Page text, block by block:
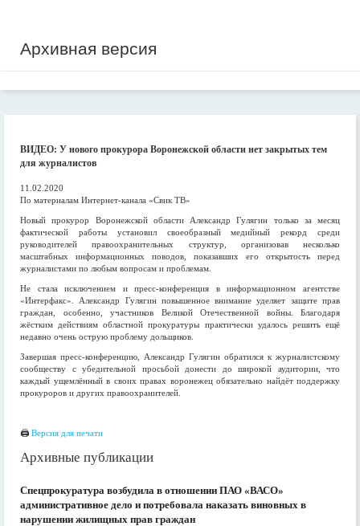
Архивная версия
ВИДЕО: У нового прокурора Воронежской области нет закрытых тем
для журналистов
11.02.2020
По материалам Интернет-канала «Свик ТВ»
Новый прокурор Воронежской области Александр Гулягин только за месяц
фактической работы установил своеобразный медийный рекорд среди
руководителей правоохранительных структур, организовав несколько
масштабных информационных поводов, показавших его открытость перед
журналистами по любым вопросам и проблемам.
Не стала исключением и пресс-конференция в информационном агентстве
«Интерфакс». Александр Гулягин повышенное внимание уделяет защите прав
граждан, особенно, участников Великой Отечественной войны. Благодаря
жёстким действиям областной прокуратуры практически удалось решить ещё
недавно очень острую проблему дольщиков.
Завершая пресс-конференцию, Александр Гулягин обратился к журналистскому
сообществу с убедительной просьбой донести до широкой аудитории, что
каждый ущемлённый в своих правах воронежец обязательно найдёт поддержку
прокуроров и других правоохранителей.
🖨 Версия для печати
Архивные публикации
Спецпрокуратура возбудила в отношении ПАО «ВАСО»
административное дело и потребовала наказать виновных в
нарушении жилищных прав граждан